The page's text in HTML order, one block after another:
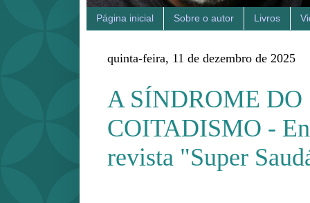
Página inicial Sobre o autor Livros
quinta-feira, 11 de dezembro de 2025
A SÍNDROME DO
COITADISMO -
revista "Super